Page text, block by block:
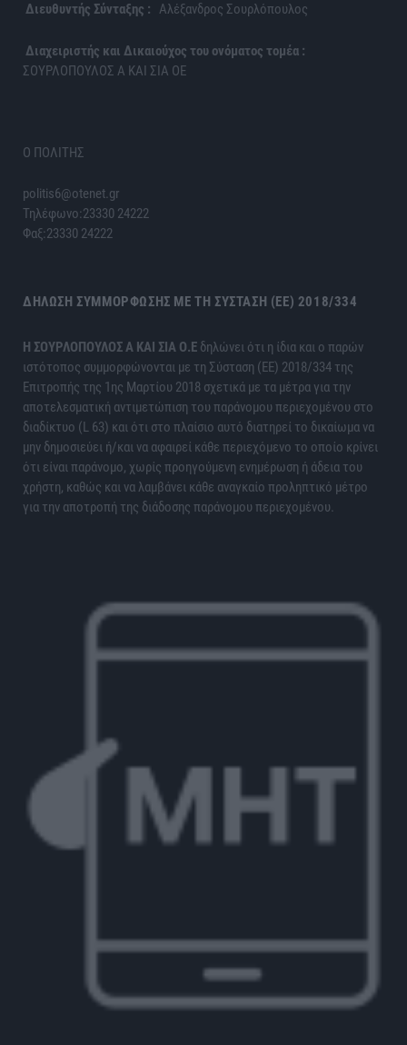
Διευθυντής Σύνταξης : Αλέξανδρος Σουρλόπουλος
Διαχειριστής και Δικαιούχος του ονόματος τομέα :
ΣΟΥΡΛΟΠΟΥΛΟΣ Α ΚΑΙ ΣΙΑ ΟΕ
Ο ΠΟΛΙΤΗΣ
politis6@otenet.gr
Τηλέφωνο:23330 24222
Φαξ:23330 24222
ΔΉΛΩΣΗ ΣΥΜΜΌΡΦΩΣΗΣ ΜΕ ΤΗ ΣΎΣΤΑΣΗ (ΕΕ) 2018/334
H ΣΟΥΡΛΟΠΟΥΛΟΣ Α ΚΑΙ ΣΙΑ Ο.Ε δηλώνει ότι η ίδια και ο παρών
ιστότοπος συμμορφώνονται με τη Σύσταση (ΕΕ) 2018/334 της
Επιτροπής της 1ης Μαρτίου 2018 σχετικά με τα μέτρα για την
αποτελεσματική αντιμετώπιση του παράνομου περιεχομένου στο
διαδίκτυο (L 63) και ότι στο πλαίσιο αυτό διατηρεί το δικαίωμα να
μην δημοσιεύει ή/και να αφαιρεί κάθε περιεχόμενο το οποίο κρίνει
ότι είναι παράνομο, χωρίς προηγούμενη ενημέρωση ή άδεια του
χρήστη, καθώς και να λαμβάνει κάθε αναγκαίο προληπτικό μέτρο
για την αποτροπή της διάδοσης παράνομου περιεχομένου.